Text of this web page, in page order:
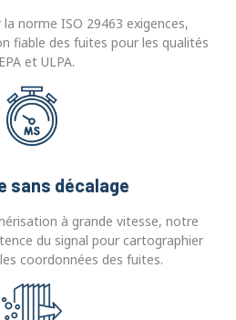
norme ISO 29463 exigences,
fiable des fuites pour les qualités
et ULPA.
sans décalage
à grande vitesse, notre
du signal pour cartographier
coordonnées des fuites.